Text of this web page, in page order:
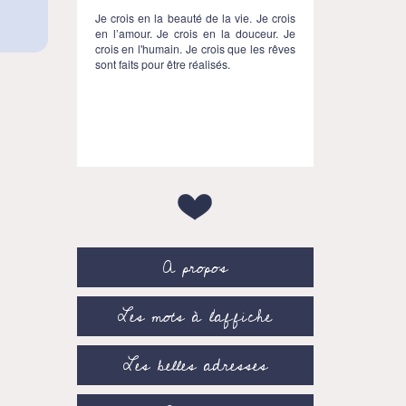
Je crois en la beauté de la vie. Je crois
en l’amour. Je crois en la douceur. Je
crois en l'humain. Je crois que les rêves
sont faits pour être réalisés.
A propos
Les mots à l’affiche
Les belles adresses